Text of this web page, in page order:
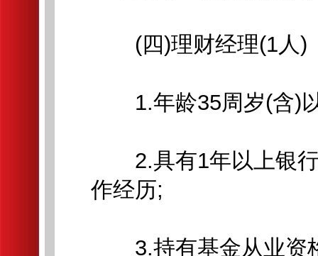
(四)理财经理(1人)
1.年龄35周岁(含)以
2.具有1年以上银行
作经历;
3.持有基金从业资